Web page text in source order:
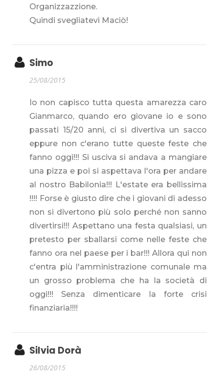
Organizzazzione.
Quindi svegliatevi Maciò!
Simo
25/08/2015
Io non capisco tutta questa amarezza caro
Gianmarco, quando ero giovane io e sono
passati 15/20 anni, ci si divertiva un sacco
eppure non c'erano tutte queste feste che
fanno oggi!!! Si usciva si andava a mangiare
una pizza e poi si aspettava l'ora per andare
al nostro Babilonia!!! L'estate era bellissima
!!!! Forse è giusto dire che i giovani di adesso
non si divertono più solo perché non sanno
divertirsi!!! Aspettano una festa qualsiasi, un
pretesto per sballarsi come nelle feste che
fanno ora nel paese per i bar!!! Allora qui non
c'entra più l'amministrazione comunale ma
un grosso problema che ha la società di
oggi!!! Senza dimenticare la forte crisi
finanziaria!!!!
Silvia Dorà
26/08/2015